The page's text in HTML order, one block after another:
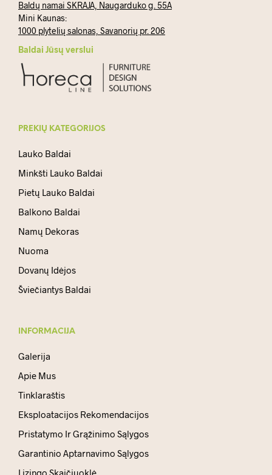
Baldų namai SKRAJA, Naugarduko g. 55A
Mini Kaunas:
1000 plytelių salonas, Savanorių pr. 206
Baldai Jūsų verslui
PREKIŲ KATEGORIJOS
Lauko Baldai
Minkšti Lauko Baldai
Pietų Lauko Baldai
Balkono Baldai
Namų Dekoras
Nuoma
Dovanų Idėjos
Šviečiantys Baldai
INFORMACIJA
Galerija
Apie Mus
Tinklaraštis
Eksploatacijos Rekomendacijos
Pristatymo Ir Grąžinimo Sąlygos
Garantinio Aptarnavimo Sąlygos